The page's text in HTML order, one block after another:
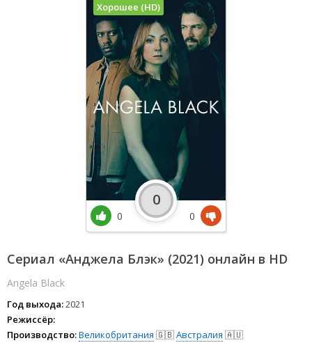
Сериал «Анджела Блэк» (2021) онлайн в HD
Angela Black
Год выхода:2021
Режиссёр:
Производство:Великобритания 🇬🇧Австралия 🇦🇺
Хорошее (HD)
0
0
0